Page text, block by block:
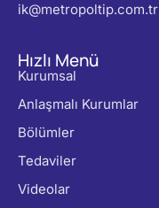
ik@metropoltip.com.tr
Hızlı Menü
Kurumsal
Anlaşmalı Kurumlar
Bölümler
Tedaviler
Videolar